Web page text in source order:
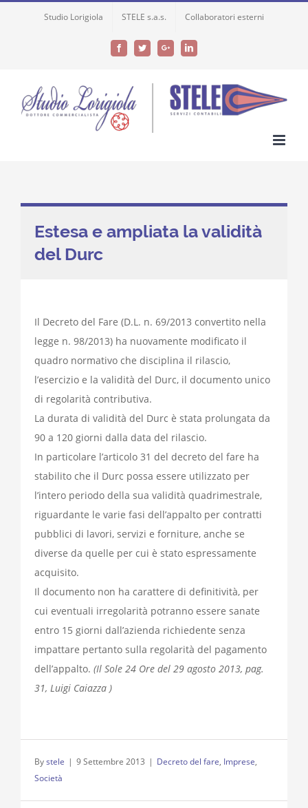
Studio Lorigiola STELE s.a.s. Collaboratori esterni
FacebookTwitterGoogle+LinkedIn
Estesa e ampliata la validità
del Durc
Il Decreto del Fare (D.L. n. 69/2013 convertito nella
legge n. 98/2013) ha nuovamente modificato il
quadro normativo che disciplina il rilascio,
l’esercizio e la validità del Durc, il documento unico
di regolarità contributiva.
La durata di validità del Durc è stata prolungata da
90 a 120 giorni dalla data del rilascio.
In particolare l’articolo 31 del decreto del fare ha
stabilito che il Durc possa essere utilizzato per
l’intero periodo della sua validità quadrimestrale,
riguardante le varie fasi dell’appalto per contratti
pubblici di lavori, servizi e forniture, anche se
diverse da quelle per cui è stato espressamente
acquisito.
Il documento non ha carattere di definitività, per
cui eventuali irregolarità potranno essere sanate
entro 15 giorni dall’azienda richiedente senza
impattare pertanto sulla regolarità del pagamento
dell’appalto. (Il Sole 24 Ore del 29 agosto 2013, pag.
31, Luigi Caiazza )
Bystele | 9 Settembre 2013 | Decreto del fare, Imprese,
Società